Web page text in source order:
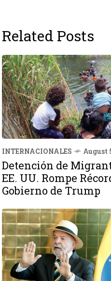
Related Posts
INTERNACIONALES August
Detención de
EE. UU. Rompe
Gobierno de Trump